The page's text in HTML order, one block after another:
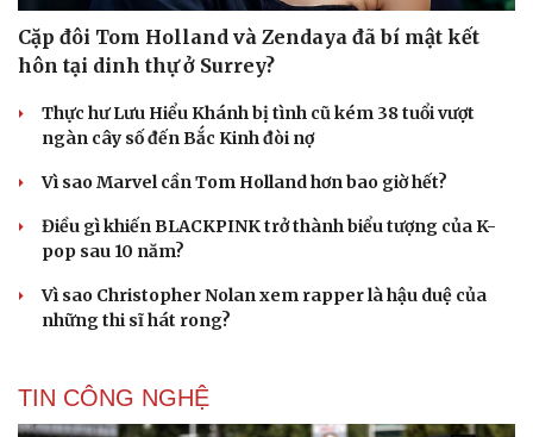
Cải chính
Cặp đôi Tom Holland và Zendaya đã bí mật kết
hôn tại dinh thự ở Surrey?
Thực hư Lưu Hiểu Khánh bị tình cũ kém 38 tuổi vượt
ngàn cây số đến Bắc Kinh đòi nợ
Vì sao Marvel cần Tom Holland hơn bao giờ hết?
Điều gì khiến BLACKPINK trở thành biểu tượng của K-
pop sau 10 năm?
Vì sao Christopher Nolan xem rapper là hậu duệ của
những thi sĩ hát rong?
TIN CÔNG NGHỆ